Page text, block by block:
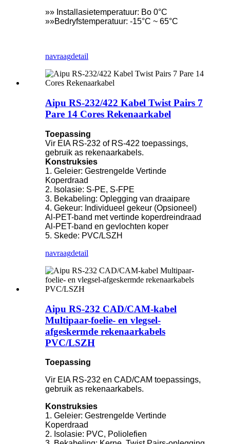
»» Installasietemperatuur: Bo 0°C
»»Bedryfstemperatuur: -15°C ~ 65°C
navraagdetail
Aipu RS-232/422 Kabel Twist Pairs 7
Pare 14 Cores Rekenaarkabel
Toepassing
Vir EIA RS-232 of RS-422 toepassings,
gebruik as rekenaarkabels.
Konstruksies
1. Geleier: Gestrengelde Vertinde
Koperdraad
2. Isolasie: S-PE, S-FPE
3. Bekabeling: Oplegging van draaipare
4. Gekeur: Individueel gekeur (Opsioneel)
Al-PET-band met vertinde koperdreindraad
Al-PET-band en gevlochten koper
5. Skede: PVC/LSZH
navraagdetail
Aipu RS-232 CAD/CAM-kabel
Multipaar-foelie- en vlegsel-
afgeskermde rekenaarkabels
PVC/LSZH
Toepassing
Vir EIA RS-232 en CAD/CAM toepassings,
gebruik as rekenaarkabels.
Konstruksies
1. Geleier: Gestrengelde Vertinde
Koperdraad
2. Isolasie: PVC, Poliolefien